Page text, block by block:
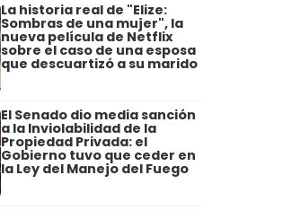
La historia real de "Elize:
Sombras de una mujer", la
nueva película de Netflix
sobre el caso de una esposa
que descuartizó a su marido
El Senado dio media sanción
a la Inviolabilidad de la
Propiedad Privada: el
Gobierno tuvo que ceder en
la Ley del Manejo del Fuego